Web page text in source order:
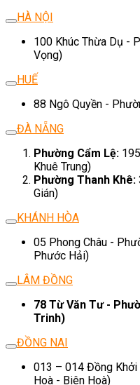
HÀ NỘI
100 Khúc Thừa Dụ -
Vọng)
HUẾ
88 Ngô Quyền -
ĐÀ NẴNG
Phường Cẩm Lệ:
Khuê Trung)
Phường Thanh Khê:
Gián)
KHÁNH HÒA
05 Phong Châu -
Phước Hải)
LÂM ĐỒNG
78 Từ Văn Tư -
Trinh)
ĐỒNG NAI
013 – 014 Đồng Khởi
Hoà - Biên Hoà)